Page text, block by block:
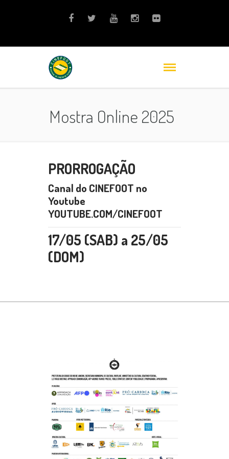
Mostra Online 2025
PRORROGAÇÃO
Canal do CINEFOOT no
Youtube
YOUTUBE.COM/CINEFOOT
17/05 (SAB) a 25/05
(DOM)